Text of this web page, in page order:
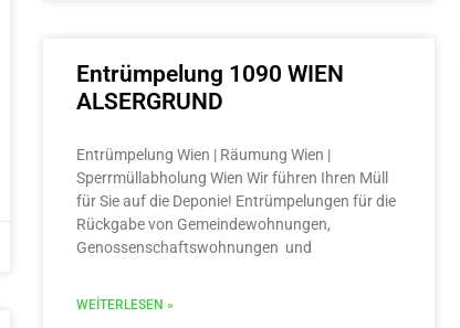
Entrümpelung 1090 WIEN
ALSERGRUND
Entrümpelung Wien | Räumung Wien |
Sperrmüllabholung Wien Wir führen Ihren Müll
für Sie auf die Deponie! Entrümpelungen für die
Rückgabe von Gemeindewohnungen,
Genossenschaftswohnungen und
WEITERLESEN »